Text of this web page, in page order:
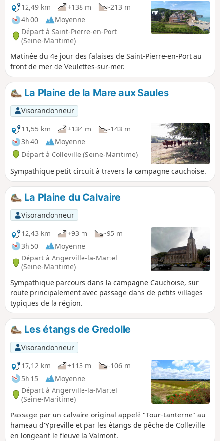
12,49 km
+138 m
-213 m
4h 00
Moyenne
Départ à Saint-Pierre-en-Port
(Seine-Maritime)
Matinée du 4e jour des falaises de Saint-Pierre-en-Port au
front de mer de Veulettes-sur-mer.
La Plaine de la Mare aux Saules
Visorandonneur
11,55 km
+134 m
-143 m
3h 40
Moyenne
Départ à Colleville (Seine-Maritime)
Sympathique petit circuit à travers la campagne cauchoise.
La Plaine du Calvaire
Visorandonneur
12,43 km
+93 m
-95 m
3h 50
Moyenne
Départ à Angerville-la-Martel
(Seine-Maritime)
Sympathique parcours dans la campagne Cauchoise, sur
route principalement avec passage dans de petits villages
typiques de la région.
Les étangs de Gredolle
Visorandonneur
17,12 km
+113 m
-106 m
5h 15
Moyenne
Départ à Angerville-la-Martel
(Seine-Maritime)
Passage par un calvaire original appelé "Tour-Lanterne" au
hameau d'Ypreville et par les étangs de pêche de Colleville
en longeant le fleuve la Valmont.